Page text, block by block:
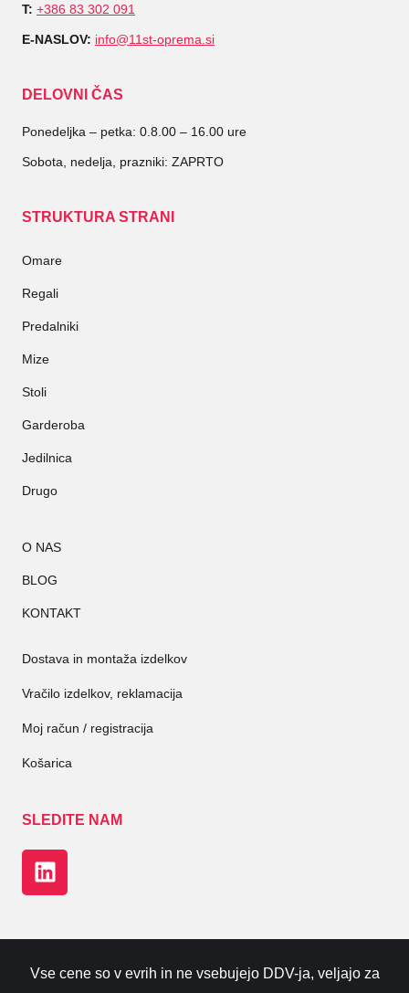
T: +386 83 302 091
E-NASLOV: info@11st-oprema.si
DELOVNI ČAS
Ponedeljka – petka: 0.8.00 – 16.00 ure
Sobota, nedelja, prazniki: ZAPRTO
STRUKTURA STRANI
Omare
Regali
Predalniki
Mize
Stoli
Garderoba
Jedilnica
Drugo
O NAS
BLOG
KONTAKT
Dostava in montaža izdelkov
Vračilo izdelkov, reklamacija
Moj račun / registracija
Košarica
SLEDITE NAM
Vse cene so v evrih in ne vsebujejo DDV-ja, veljajo za